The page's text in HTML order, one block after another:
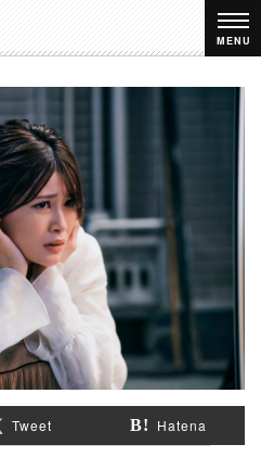
MENU
Tweet Hatena